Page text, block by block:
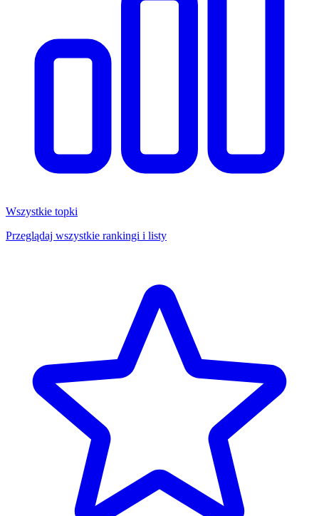
Wszystkie topki
Przeglądaj wszystkie rankingi i listy